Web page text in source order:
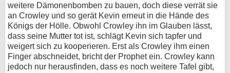
weitere Dämonenbomben zu bauen, doch diese verrät sie
an Crowley und so gerät Kevin erneut in die Hände des
Königs der Hölle. Obwohl Crowley ihn im Glauben lässt,
dass seine Mutter tot ist, schlägt Kevin sich tapfer und
weigert sich zu kooperieren. Erst als Crowley ihm einen
Finger abschneidet, bricht der Prophet ein. Crowley kann
jedoch nur herausfinden, dass es noch weitere Tafel gibt,